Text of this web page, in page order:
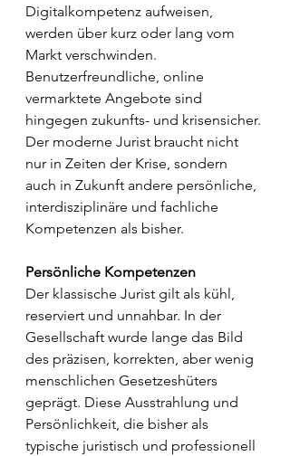
Digitalkompetenz aufweisen,
werden über kurz oder lang vom
Markt verschwinden.
Benutzerfreundliche, online
vermarktete Angebote sind
hingegen zukunfts- und krisensicher.
Der moderne Jurist braucht nicht
nur in Zeiten der Krise, sondern
auch in Zukunft andere persönliche,
interdisziplinäre und fachliche
Kompetenzen als bisher.
Persönliche Kompetenzen
Der klassische Jurist gilt als kühl,
reserviert und unnahbar. In der
Gesellschaft wurde lange das Bild
des präzisen, korrekten, aber wenig
menschlichen Gesetzeshüters
geprägt. Diese Ausstrahlung und
Persönlichkeit, die bisher als
typische juristisch und professionell